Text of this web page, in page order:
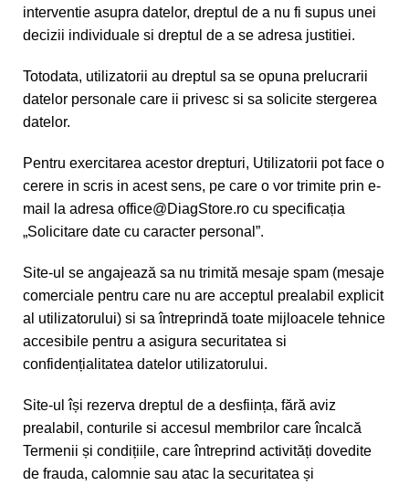
interventie asupra datelor, dreptul de a nu fi supus unei
decizii individuale si dreptul de a se adresa justitiei.
Totodata, utilizatorii au dreptul sa se opuna prelucrarii
datelor personale care ii privesc si sa solicite stergerea
datelor.
Pentru exercitarea acestor drepturi, Utilizatorii pot face o
cerere in scris in acest sens, pe care o vor trimite prin e-
mail la adresa office@DiagStore.ro cu specificația
„Solicitare date cu caracter personal”.
Site-ul se angajează sa nu trimită mesaje spam (mesaje
comerciale pentru care nu are acceptul prealabil explicit
al utilizatorului) si sa întreprindă toate mijloacele tehnice
accesibile pentru a asigura securitatea si
confidențialitatea datelor utilizatorului.
Site-ul își rezerva dreptul de a desființa, fără aviz
prealabil, conturile si accesul membrilor care încalcă
Termenii și condițiile, care întreprind activități dovedite
de frauda, calomnie sau atac la securitatea și